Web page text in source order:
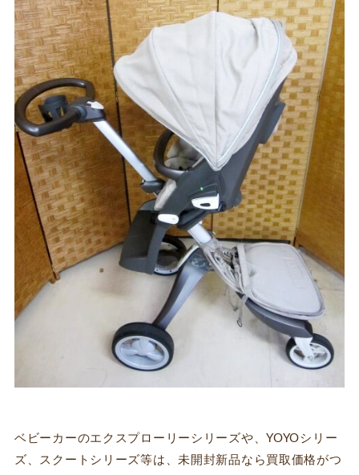
ベビーカーのエクスプローリーシリーズや、YOYOシリー
ズ、スクートシリーズ等は、未開封新品なら買取価格がつ